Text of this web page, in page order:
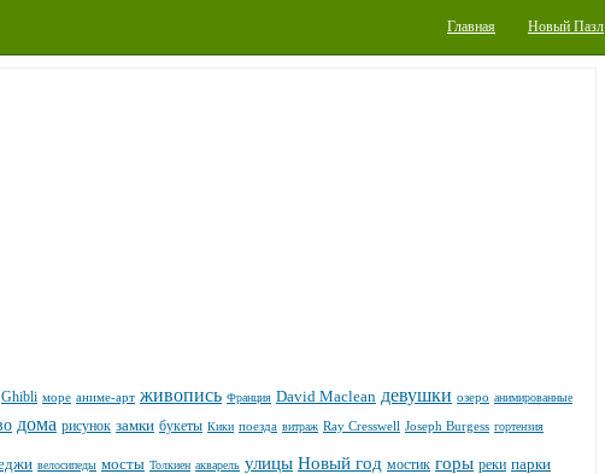
Главная Новый Пазл
Ghibli море аниме-арт живопись Франция David Maclean девушки озеро анимированные
дома рисунок замки букеты Кики поезда витраж Ray Cresswell Joseph Burgess гортензия
велосипеды мосты Толкиен акварель улицы Новый год мостик горы реки парки